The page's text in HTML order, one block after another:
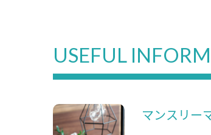
USEFUL
マンスリー